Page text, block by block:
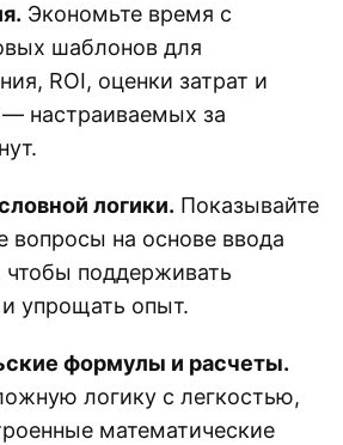
Экономьте время с
шаблонов для
ROI, оценки затрат и
настраиваемых за
логики. Показывайте
вопросы на основе ввода
чтобы поддерживать
упрощать опыт.
формулы и расчеты.
логику с легкостью,
математические